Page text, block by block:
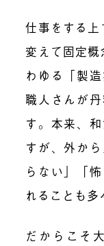
仕事をする上
変えて固定
わゆる「製
職人さんが
す。本来、
すが、外か
らない」「
れることも多
だからこそ